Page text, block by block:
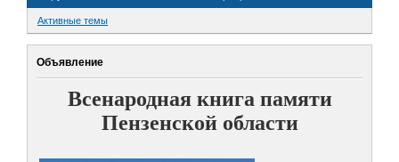
Активные темы
Объявление
Всенародная книга памяти
Пензенской области